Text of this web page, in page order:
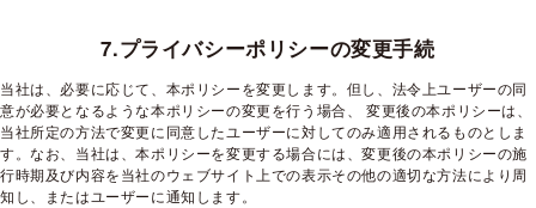
7.プライバシーポリシーの変更手続
当社は、必要に応じて、本ポリシーを変更します。但し、法令上ユーザーの同
意が必要となるような本ポリシーの変更を行う場合、 変更後の本ポリシーは、
当社所定の方法で変更に同意したユーザーに対してのみ適用されるものとしま
す。なお、当社は、本ポリシーを変更する場合には、変更後の本ポリシーの施
行時期及び内容を当社のウェブサイト上での表示その他の適切な方法により周
知し、またはユーザーに通知します。